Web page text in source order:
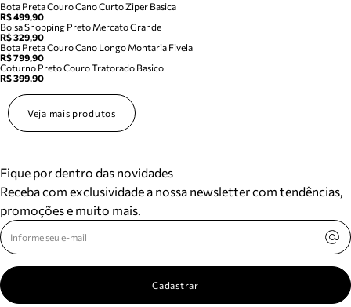
Bota Preta Couro Cano Curto Ziper Basica
R$ 499,90
Bolsa Shopping Preto Mercato Grande
R$ 329,90
Bota Preta Couro Cano Longo Montaria Fivela
R$ 799,90
Coturno Preto Couro Tratorado Basico
R$ 399,90
Veja mais produtos
Fique por dentro das novidades
Receba com exclusividade a nossa newsletter com tendências,
promoções e muito mais.
Cadastrar